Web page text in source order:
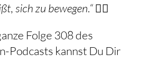
sich zu bewegen.“🧘‍♂️
Folge 308 des
Podcasts kannst Du Dir